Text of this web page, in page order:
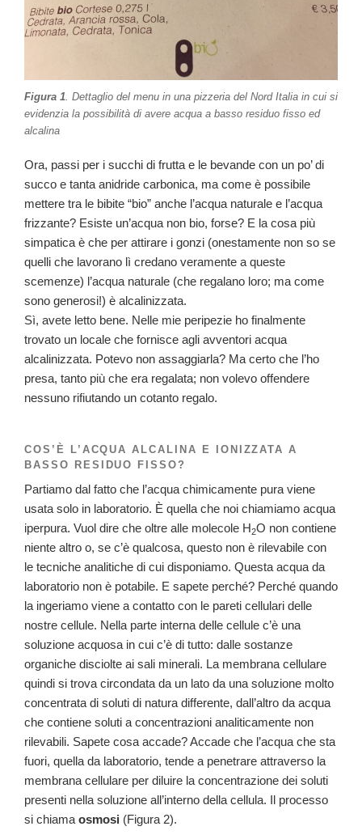
Figura 1. Dettaglio del menu in una pizzeria del Nord Italia in cui si
evidenzia la possibilità di avere acqua a basso residuo fisso ed
alcalina
Ora, passi per i succhi di frutta e le bevande con un po’ di
succo e tanta anidride carbonica, ma come è possibile
mettere tra le bibite “bio” anche l’acqua naturale e l’acqua
frizzante? Esiste un’acqua non bio, forse? E la cosa più
simpatica è che per attirare i gonzi (onestamente non so se
quelli che lavorano lì credano veramente a queste
scemenze) l’acqua naturale (che regalano loro; ma come
sono generosi!) è alcalinizzata.
Sì, avete letto bene. Nelle mie peripezie ho finalmente
trovato un locale che fornisce agli avventori acqua
alcalinizzata. Potevo non assaggiarla? Ma certo che l’ho
presa, tanto più che era regalata; non volevo offendere
nessuno rifiutando un cotanto regalo.
COS’È L’ACQUA ALCALINA E IONIZZATA A
BASSO RESIDUO FISSO?
Partiamo dal fatto che l’acqua chimicamente pura viene
usata solo in laboratorio. È quella che noi chiamiamo acqua
iperpura. Vuol dire che oltre alle molecole H2O non contiene
niente altro o, se c’è qualcosa, questo non è rilevabile con
le tecniche analitiche di cui disponiamo. Questa acqua da
laboratorio non è potabile. E sapete perché? Perché quando
la ingeriamo viene a contatto con le pareti cellulari delle
nostre cellule. Nella parte interna delle cellule c’è una
soluzione acquosa in cui c’è di tutto: dalle sostanze
organiche disciolte ai sali minerali. La membrana cellulare
quindi si trova circondata da un lato da una soluzione molto
concentrata di soluti di natura differente, dall’altro da acqua
che contiene soluti a concentrazioni analiticamente non
rilevabili. Sapete cosa accade? Accade che l’acqua che sta
fuori, quella da laboratorio, tende a penetrare attraverso la
membrana cellulare per diluire la concentrazione dei soluti
presenti nella soluzione all’interno della cellula. Il processo
si chiamaosmosi (Figura 2).